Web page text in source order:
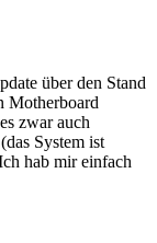
über den Stand
Motherboard
zwar auch
System ist
hab mir einfach